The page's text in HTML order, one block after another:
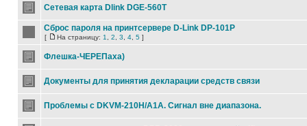
Сетевая карта Dlink DGE-560T
Сброс пароля на принтсервере D-Link DP-101P
[ На страницу: 1 2 3 4 5 ]
Флешка-ЧЕРЕПаха)
Документы для принятия декларации средств связи
Проблемы с DKVM-210H/A1A. Сигнал вне диапазона.